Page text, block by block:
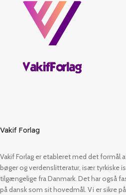
Vakif Forlag
Vakif Forlag er etableret med det formål
bøger og verdenslitteratur, især tyrkiske
tilgængelige fra Danmark. Det har også
på dansk som sit hovedmål. Vi er sikre